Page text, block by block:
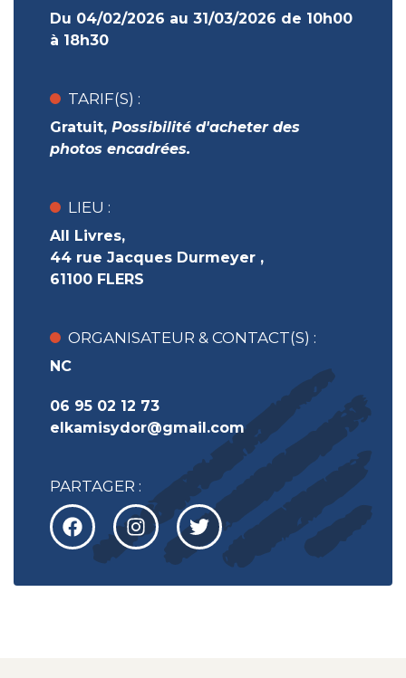
Du 04/02/2026 au 31/03/2026 de 10h00
à 18h30
TARIF(S) :
Gratuit, Possibilité d'acheter des
photos encadrées.
LIEU :
All Livres,
44 rue Jacques Durmeyer ,
61100 FLERS
ORGANISATEUR & CONTACT(S) :
NC
06 95 02 12 73
elkamisydor@gmail.com
PARTAGER :